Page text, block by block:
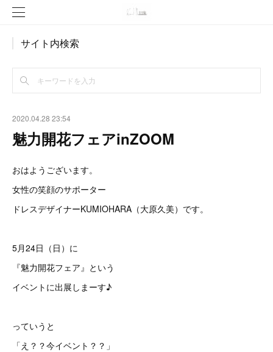
サイト内検索
2020.04.28 23:54
魅力開花フェアinZOOM
おはようございます。
女性の笑顔のサポーター
ドレスデザイナーKUMIOHARA（大原久美）です。
5月24日（日）に
『魅力開花フェア』という
イベントに出展しまーす♪
っていうと
「え？？今イベント？？」